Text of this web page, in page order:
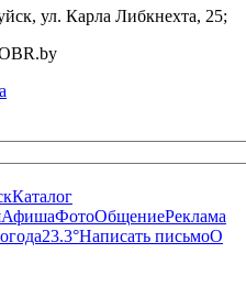
ул. Карла Либкнехта, 25;
Каталог
АфишаФотоОбщениеРеклама
23.3°Написать письмоО